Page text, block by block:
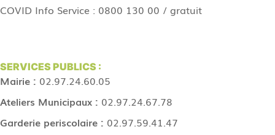
COVID Info Service : 0800 130 00 / gratuit
SERVICES PUBLICS :
Mairie : 02.97.24.60.05
Ateliers Municipaux : 02.97.24.67.78
Garderie periscolaire : 02.97.59.41.47